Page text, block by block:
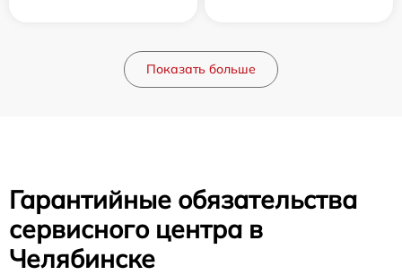
Показать больше
Гарантийные обязательства
сервисного центра в
Челябинске